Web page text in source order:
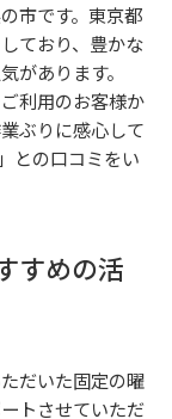
市です。東京都
ており、豊かな
があります。
利用のお客様か
ぶりに感心して
との口コミをい
すめの活
だいた固定の曜
トさせていただ